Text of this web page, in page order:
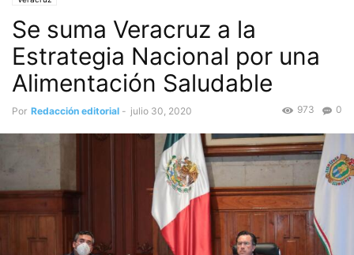
Se suma Veracruz a la
Estrategia Nacional por una
Alimentación Saludable
Por Redacción editorial - julio 30, 2020 0
973